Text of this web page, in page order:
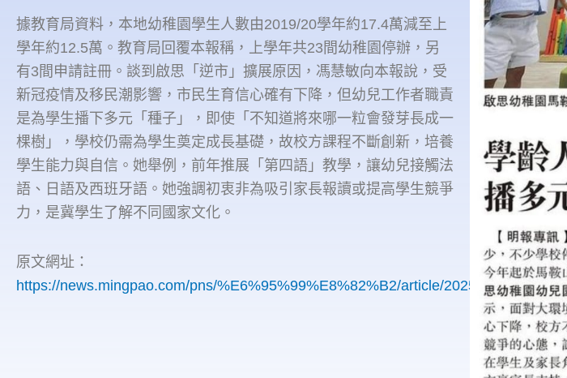
據教育局資料，本地幼稚園學生人數由2019/20學年約17.4萬減至上
學年約12.5萬。教育局回覆本報稱，上學年共23間幼稚園停辦，另
有3間申請註冊。談到啟思「逆市」擴展原因，馮慧敏向本報說，受
新冠疫情及移民潮影響，市民生育信心確有下降，但幼兒工作者職責
是為學生播下多元「種子」，即使「不知道將來哪一粒會發芽長成一
棵樹」，學校仍需為學生奠定成長基礎，故校方課程不斷創新，培養
學生能力與自信。她舉例，前年推展「第四語」教學，讓幼兒接觸法
語、日語及西班牙語。她強調初衷非為吸引家長報讀或提高學生競爭
力，是冀學生了解不同國家文化。
原文網址：
https://news.mingpao.com/pns/%E6%95%99%E8%82%B2/article/20250916/